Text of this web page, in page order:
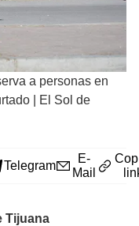
a personas en
| El Sol de
Telegram
E-
Mail
Tijuana